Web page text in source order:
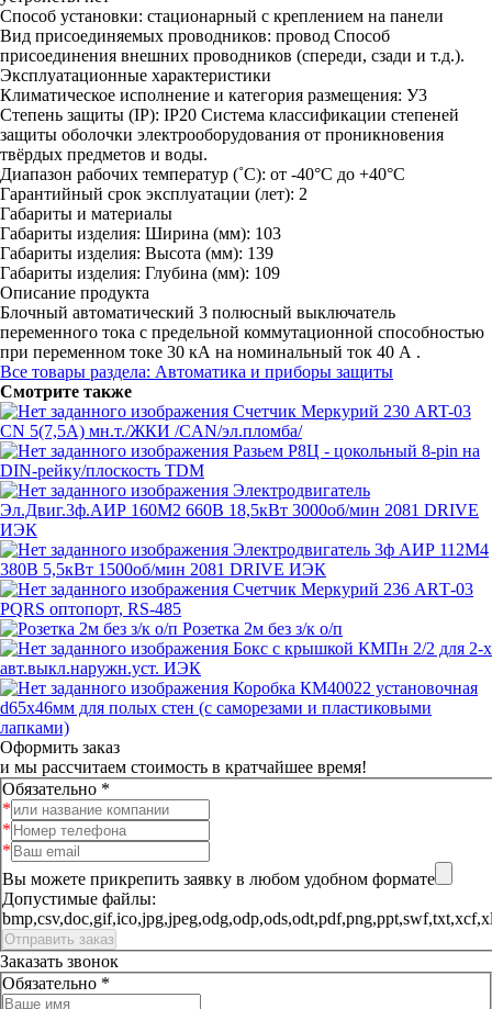
Способ установки: стационарный с креплением на панели
Вид присоединяемых проводников: провод Способ
присоединения внешних проводников (спереди, сзади и т.д.).
Эксплуатационные характеристики
Климатическое исполнение и категория размещения: У3
Степень защиты (IP): IP20 Система классификации степеней
защиты оболочки электрооборудования от проникновения
твёрдых предметов и воды.
Диапазон рабочих температур (˚С): от -40°С до +40°С
Гарантийный срок эксплуатации (лет): 2
Габариты и материалы
Габариты изделия: Ширина (мм): 103
Габариты изделия: Высота (мм): 139
Габариты изделия: Глубина (мм): 109
Описание продукта
Блочный автоматический 3 полюсный выключатель
переменного тока с предельной коммутационной способностью
при переменном токе 30 кА на номинальный ток 40 А .
Все товары раздела: Автоматика и приборы защиты
Смотрите также
Счетчик Меркурий 230 ART-03
CN 5(7,5А) мн.т./ЖКИ /CAN/эл.пломба/
Разьем Р8Ц - цокольный 8-pin на
DIN-рейку/плоскость TDM
Электродвигатель
Эл.Двиг.3ф.АИР 160M2 660В 18,5кВт 3000об/мин 2081 DRIVE
ИЭК
Электродвигатель 3ф АИР 112M4
380В 5,5кВт 1500об/мин 2081 DRIVE ИЭК
Счетчик Меркурий 236 АRТ-03
PQRS оптопорт, RS-485
Розетка 2м без з/к о/п
Бокс с крышкой КМПн 2/2 для 2-х
авт.выкл.наружн.уст. ИЭК
Коробка КМ40022 установочная
d65х46мм для полых стен (с саморезами и пластиковыми
лапками)
Оформить заказ
и мы рассчитаем стоимость в кратчайшее время!
Обязательно *
Вы можете прикрепить заявку в любом удобном формате
Допустимые файлы:
Заказать звонок
Обязательно *